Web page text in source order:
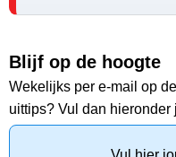
Blijf op de hoogte
Wekelijks per e-mail op
uittips? Vul dan